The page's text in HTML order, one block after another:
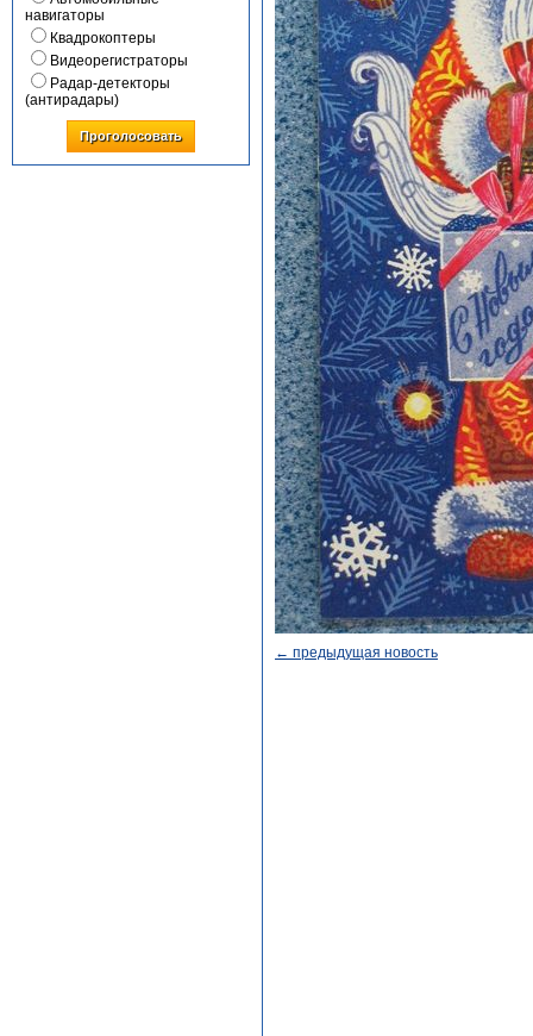
навигаторы
Квадрокоптеры
Видеорегистраторы
Радар-детекторы
(антирадары)
Проголосовать
← предыдущая новость